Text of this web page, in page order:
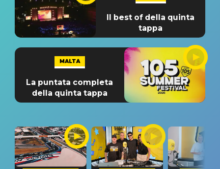
Il best of della quinta
tappa
MALTA
La puntata completa
della quinta tappa